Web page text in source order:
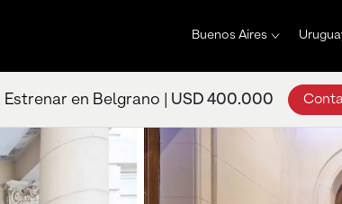
Buenos Aires
en Belgrano | USD 400.000